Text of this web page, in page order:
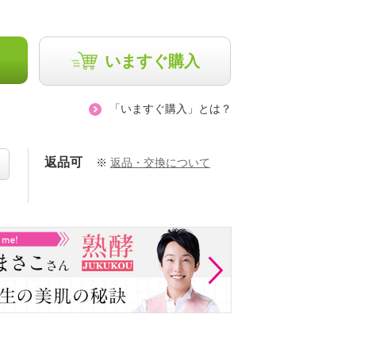
いますぐ購入
「いますぐ購入」とは？
返品可 ※ 返品・交換について